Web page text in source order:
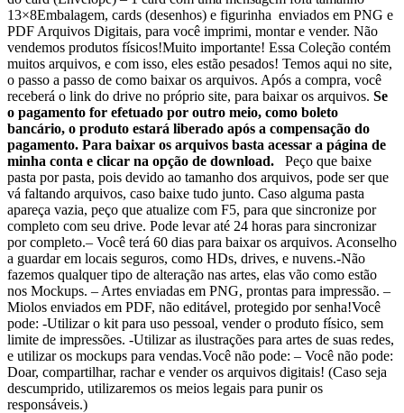
13×8Embalagem, cards (desenhos) e figurinha enviados em PNG e
PDF Arquivos Digitais, para você imprimi, montar e vender. Não
vendemos produtos físicos!Muito importante! Essa Coleção contém
muitos arquivos, e com isso, eles estão pesados! Temos aqui no site,
o passo a passo de como baixar os arquivos. Após a compra, você
receberá o link do drive no próprio site, para baixar os arquivos. Se
o pagamento for efetuado por outro meio, como boleto
bancário, o produto estará liberado após a compensação do
pagamento. Para baixar os arquivos basta acessar a página de
minha conta e clicar na opção de download.
Peço que baixe
pasta por pasta, pois devido ao tamanho dos arquivos, pode ser que
vá faltando arquivos, caso baixe tudo junto. Caso alguma pasta
apareça vazia, peço que atualize com F5, para que sincronize por
completo com seu drive. Pode levar até 24 horas para sincronizar
por completo.– Você terá 60 dias para baixar os arquivos. Aconselho
a guardar em locais seguros, como HDs, drives, e nuvens.-Não
fazemos qualquer tipo de alteração nas artes, elas vão como estão
nos Mockups. – Artes enviadas em PNG, prontas para impressão. –
Miolos enviados em PDF, não editável, protegido por senha!Você
pode: -Utilizar o kit para uso pessoal, vender o produto físico, sem
limite de impressões. -Utilizar as ilustrações para artes de suas redes,
e utilizar os mockups para vendas.Você não pode: – Você não pode:
Doar, compartilhar, rachar e vender os arquivos digitais! (Caso seja
descumprido, utilizaremos os meios legais para punir os
responsáveis.)